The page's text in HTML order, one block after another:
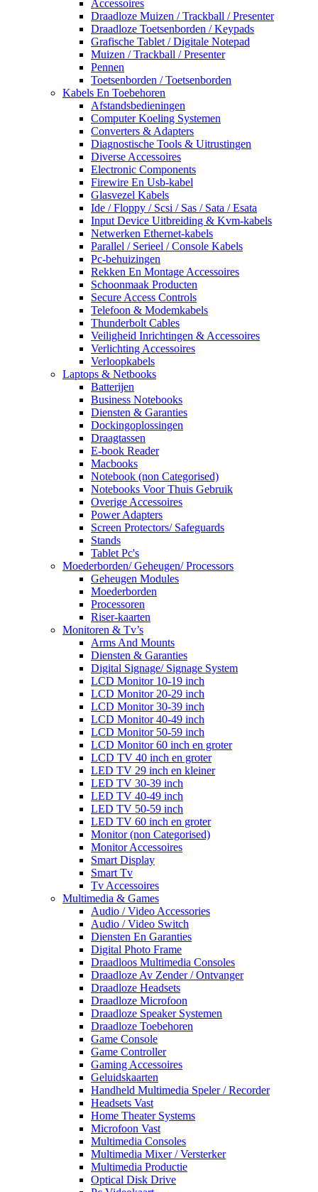
Accessoires
Draadloze Muizen / Trackball / Presenter
Draadloze Toetsenborden / Keypads
Grafische Tablet / Digitale Notepad
Muizen / Trackball / Presenter
Pennen
Toetsenborden / Toetsenborden
Kabels En Toebehoren
Afstandsbedieningen
Computer Koeling Systemen
Converters & Adapters
Diagnostische Tools & Uitrustingen
Diverse Accessoires
Electronic Components
Firewire En Usb-kabel
Glasvezel Kabels
Ide / Floppy / Scsi / Sas / Sata / Esata
Input Device Uitbreiding & Kvm-kabels
Netwerken Ethernet-kabels
Parallel / Serieel / Console Kabels
Pc-behuizingen
Rekken En Montage Accessoires
Schoonmaak Producten
Secure Access Controls
Telefoon & Modemkabels
Thunderbolt Cables
Veiligheid Inrichtingen & Accessoires
Verlichting Accessoires
Verloopkabels
Laptops & Netbooks
Batterijen
Business Notebooks
Diensten & Garanties
Dockingoplossingen
Draagtassen
E-book Reader
Macbooks
Notebook (non Categorised)
Notebooks Voor Thuis Gebruik
Overige Accessoires
Power Adapters
Screen Protectors/ Safeguards
Stands
Tablet Pc's
Moederborden/ Geheugen/ Processors
Geheugen Modules
Moederborden
Processoren
Riser-kaarten
Monitoren & Tv’s
Arms And Mounts
Diensten & Garanties
Digital Signage/ Signage System
LCD Monitor 10-19 inch
LCD Monitor 20-29 inch
LCD Monitor 30-39 inch
LCD Monitor 40-49 inch
LCD Monitor 50-59 inch
LCD Monitor 60 inch en groter
LCD TV 40 inch en groter
LED TV 29 inch en kleiner
LED TV 30-39 inch
LED TV 40-49 inch
LED TV 50-59 inch
LED TV 60 inch en groter
Monitor (non Categorised)
Monitor Accessoires
Smart Display
Smart Tv
Tv Accessoires
Multimedia & Games
Audio / Video Accessories
Audio / Video Switch
Diensten En Garanties
Digital Photo Frame
Draadloos Multimedia Consoles
Draadloze Av Zender / Ontvanger
Draadloze Headsets
Draadloze Microfoon
Draadloze Speaker Systemen
Draadloze Toebehoren
Game Console
Game Controller
Gaming Accessoires
Geluidskaarten
Handheld Multimedia Speler / Recorder
Headsets Vast
Home Theater Systems
Microfoon Vast
Multimedia Consoles
Multimedia Mixer / Versterker
Multimedia Productie
Optical Disk Drive